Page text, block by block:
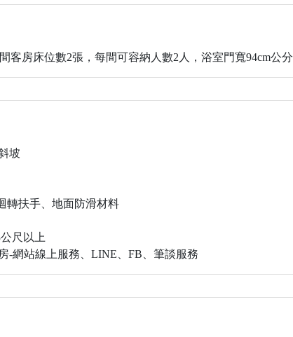
客房床位數2張，每間可容納人數2人，浴室門寬94cm公分
坡
轉扶手、地面防滑材料
尺以上
-網站線上服務、LINE、FB、筆談服務